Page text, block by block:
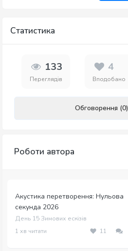
Статистика
133
Переглядів
4
Вподобано
Обговорення (0)
Роботи автора
Акустика перетворення: Нульова
секунда 2026
День 15 Зимових ескізів
1 хв читати
11